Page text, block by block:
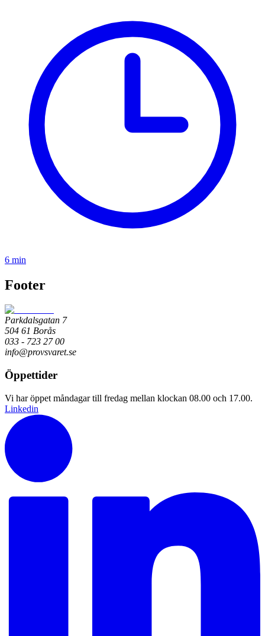
6 min
Footer
Parkdalsgatan 7
504 61 Borås
033 - 723 27 00
info@provsvaret.se
Öppettider
Vi har öppet måndagar till fredag mellan klockan 08.00 och 17.00.
Linkedin